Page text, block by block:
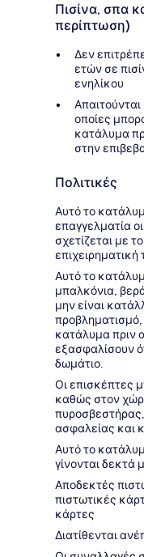
Πισίνα, σπα
περίπτωση)
Δεν
ετών σε
ενηλίκου
οποίες
κατάλυμα
στην
Πολιτικές
Αυτό το
επαγγελματία
σχετίζεται με
επιχειρηματική
Αυτό το
μπαλκόνια,
μην είναι
κατάλυμα πριν
εξασφαλίσουν
δωμάτιο.
Οι επισκέπτες
καθώς στον
ασφαλείας και
Αυτό το
γίνονται δεκτά
Αποδεκτές
πιστωτικές
κάρτες
Διατίθενται